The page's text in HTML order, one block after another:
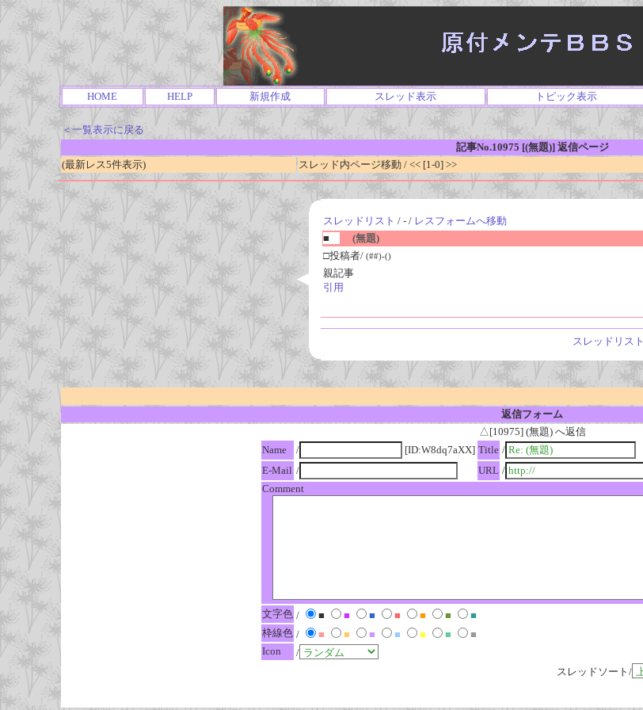
HOME HELP 新規作成 スレッド表示 トピック表示
＜一覧表示に戻る
記事No.10975 [(無題)] 返信ページ
(最新レス5件表示)
スレッド内ページ移動 / << [1-0] >>
スレッドリスト / - / レスフォームへ移動
■
(無題)
□投稿者/ (##)-()
親記事
引用
スレッドリスト
返信フォーム
△[10975] (無題) へ返信
Name
/ [ID:W8dq7aXX] Title /
E-Mail / URL /
Comment
文字色 / ■ ■ ■ ■ ■ ■
■
枠線色 / ■ ■ ■ ■ ■ ■
■
Icon
/
スレッドソート/